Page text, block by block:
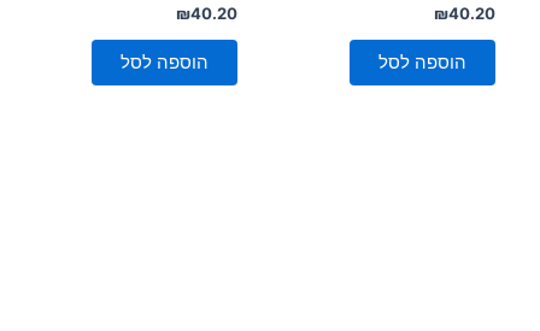
דורג
0
מתוך
₪40.20
הוספה לסל
דורג
0
מתוך
₪40.20
הוספה לסל